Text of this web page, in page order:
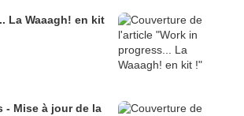
La Waaagh! en kit
- Mise à jour de la